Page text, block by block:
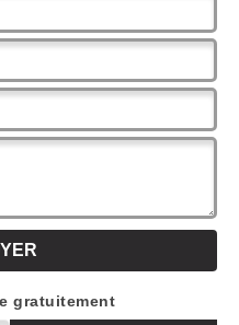
gratuitement